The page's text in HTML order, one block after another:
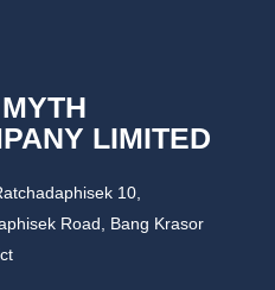
LIMITED
10,
Road, Bang Krasor